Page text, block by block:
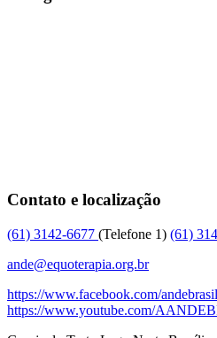
Contato e localização
(61) 3142-6677 (Telefone 1) (61)
ande@equoterapia.org.br
https://www.facebook.com/andebrasil
https://www.youtube.com/